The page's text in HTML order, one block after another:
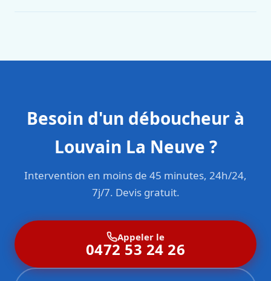
Besoin d'un déboucheur à
Louvain La Neuve ?
Intervention en moins de 45 minutes, 24h/24,
7j/7. Devis gratuit.
Appeler le
0472 53 24 26